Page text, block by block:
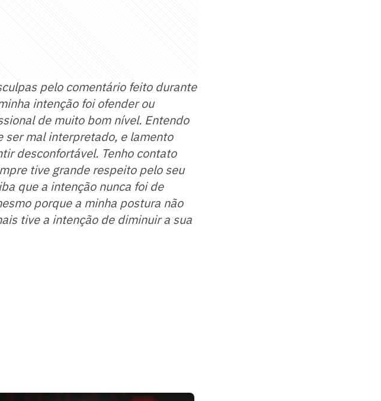
pelo comentário feito durante
intenção foi ofender ou
de muito bom nível. Entendo
ser mal interpretado, e lamento
desconfortável. Tenho contato
tive grande respeito pelo seu
que a intenção nunca foi de
porque a minha postura não
tive a intenção de diminuir a sua